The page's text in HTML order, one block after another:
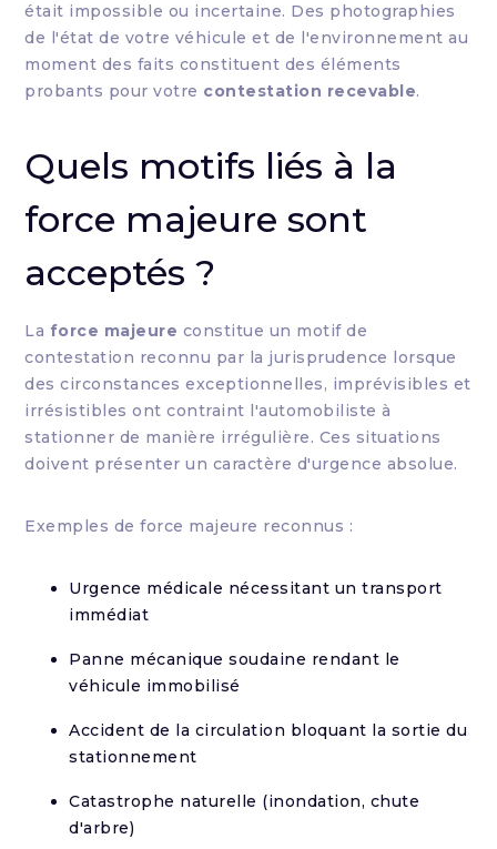
était impossible ou incertaine. Des photographies
de l'état de votre véhicule et de l'environnement au
moment des faits constituent des éléments
probants pour votre contestation recevable.
Quels motifs liés à la
force majeure sont
acceptés ?
La force majeure constitue un motif de
contestation reconnu par la jurisprudence lorsque
des circonstances exceptionnelles, imprévisibles et
irrésistibles ont contraint l'automobiliste à
stationner de manière irrégulière. Ces situations
doivent présenter un caractère d'urgence absolue.
Exemples de force majeure reconnus :
Urgence médicale nécessitant un transport
immédiat
Panne mécanique soudaine rendant le
véhicule immobilisé
Accident de la circulation bloquant la sortie du
stationnement
Catastrophe naturelle (inondation, chute
d'arbre)